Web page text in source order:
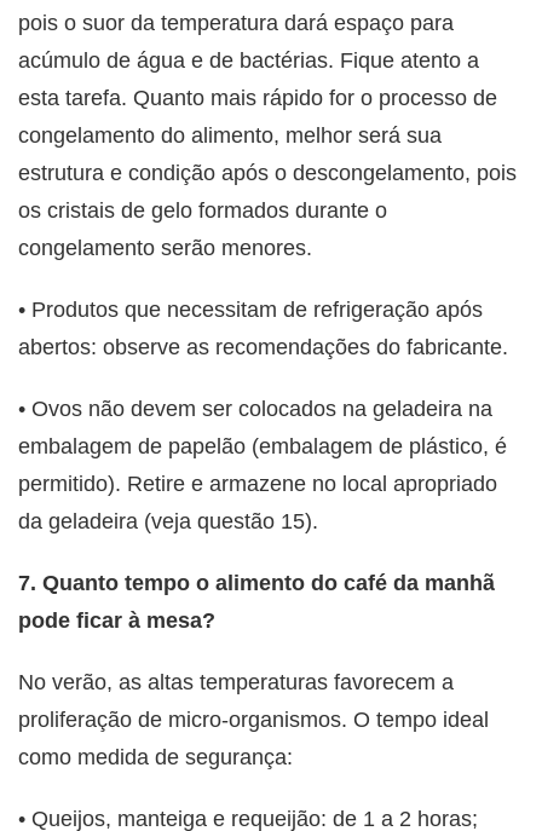
pois o suor da temperatura dará espaço para
acúmulo de água e de bactérias. Fique atento a
esta tarefa. Quanto mais rápido for o processo de
congelamento do alimento, melhor será sua
estrutura e condição após o descongelamento, pois
os cristais de gelo formados durante o
congelamento serão menores.
• Produtos que necessitam de refrigeração após
abertos: observe as recomendações do fabricante.
• Ovos não devem ser colocados na geladeira na
embalagem de papelão (embalagem de plástico, é
permitido). Retire e armazene no local apropriado
da geladeira (veja questão 15).
7. Quanto tempo o alimento do café da manhã
pode ficar à mesa?
No verão, as altas temperaturas favorecem a
proliferação de micro-organismos. O tempo ideal
como medida de segurança:
• Queijos, manteiga e requeijão: de 1 a 2 horas;